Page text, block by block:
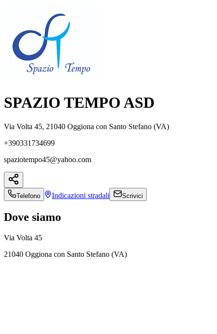
SPAZIO TEMPO ASD
Via Volta 45, 21040 Oggiona con Santo Stefano (VA)
+390331734699
spaziotempo45@yahoo.com
Telefono Indicazioni stradali Scrivici
Dove siamo
Via Volta 45
21040 Oggiona con Santo Stefano (VA)